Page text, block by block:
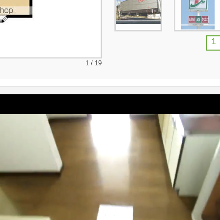
1 / 19
1